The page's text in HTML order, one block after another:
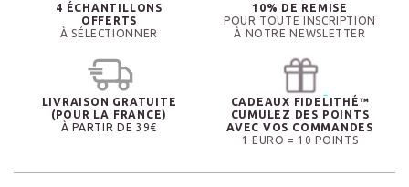
4 ÉCHANTILLONS
OFFERTS
À SÉLECTIONNER
10% DE REMISE
POUR TOUTE INSCRIPTION
À NOTRE NEWSLETTER
LIVRAISON GRATUITE
(POUR LA FRANCE)
À PARTIR DE 39€
CADEAUX FIDELITHÉ™
CUMULEZ DES POINTS
AVEC VOS COMMANDES
1 EURO = 10 POINTS